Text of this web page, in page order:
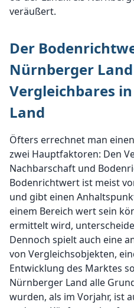
veräußert.
Der
Nürnberger
Vergleichbares
Land
Öfters errechnet man
zwei Hauptfaktoren: Den
Nachbarschaft und
Bodenrichtwert ist meist
und gibt einen
einem Bereich wert sein
ermittelt wird,
Dennoch spielt auch eine
von Vergleichsobjekten,
Entwicklung des Marktes
Nürnberger Land alle
wurden, als im Vorjahr, ist